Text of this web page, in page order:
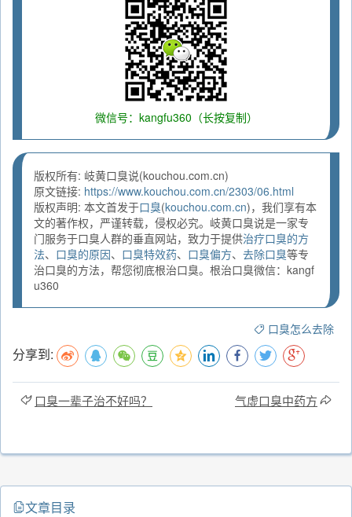
微信号：kangfu360（长按复制）
版权所有: 岐黄口臭说(kouchou.com.cn)
原文链接: https://www.kouchou.com.cn/2303/06.html
版权声明: 本文首发于口臭(kouchou.com.cn)，我们享有本
文的著作权，严谨转载，侵权必究。岐黄口臭说是一家专
门服务于口臭人群的垂直网站，致力于提供治疗口臭的方
法、 口臭的原因、 口臭特效药、 口臭偏方、 去除口臭等专
治口臭的方法，帮您彻底根治口臭。根治口臭微信：kangf
u360
口臭怎么去除
分享到:
口臭一辈子治不好吗？ 气虚口臭中药方
文章目录